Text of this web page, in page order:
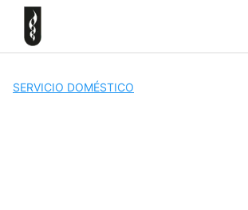
Skip
content
SERVICIO DOMÉSTICO